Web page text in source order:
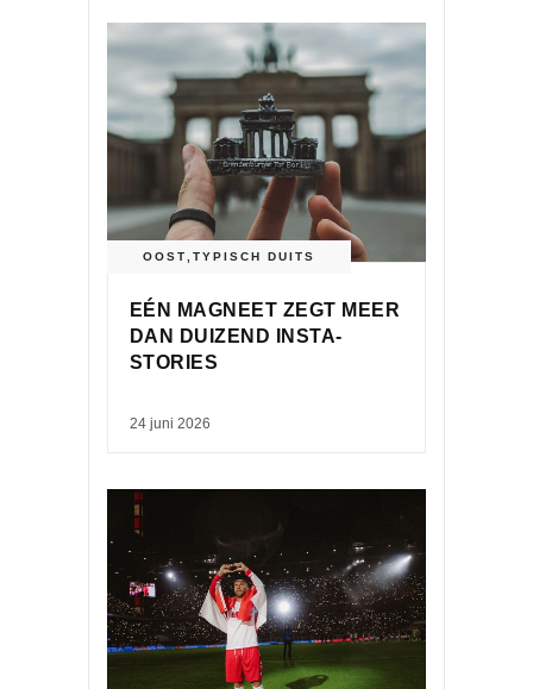
OOST,TYPISCH DUITS
EÉN MAGNEET ZEGT MEER
DAN DUIZEND INSTA-
STORIES
24 juni 2026